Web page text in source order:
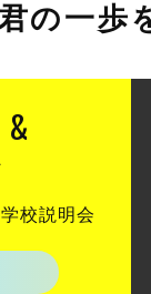
の一歩
&
学校説明会